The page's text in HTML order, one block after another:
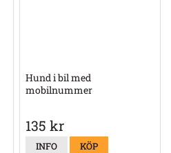
Hund i bil med
mobilnummer
135 kr
INFO KÖP